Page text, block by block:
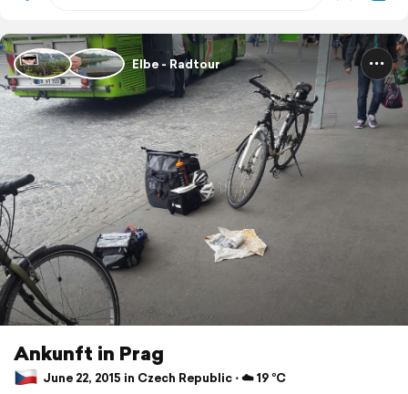
Elbe - Radtour
Ankunft in Prag
June 22, 2015 in Czech Republic ⋅ ☁️ 19 °C